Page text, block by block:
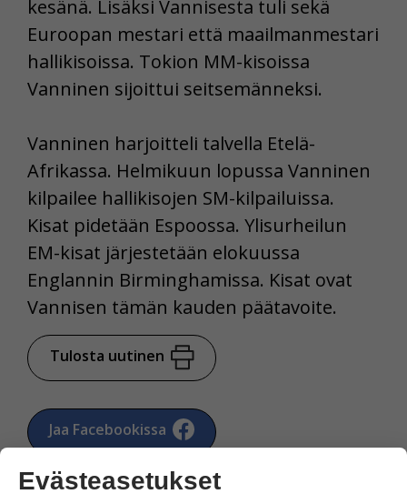
kesänä. Lisäksi Vannisesta tuli sekä
Euroopan mestari että maailmanmestari
hallikisoissa. Tokion MM-kisoissa
Vanninen sijoittui seitsemänneksi.
Vanninen harjoitteli talvella Etelä-
Afrikassa. Helmikuun lopussa Vanninen
kilpailee hallikisojen SM-kilpailuissa.
Kisat pidetään Espoossa. Ylisurheilun
EM-kisat järjestetään elokuussa
Englannin Birminghamissa. Kisat ovat
Vannisen tämän kauden päätavoite.
Tulosta uutinen
Jaa Facebookissa
Evästeasetukset